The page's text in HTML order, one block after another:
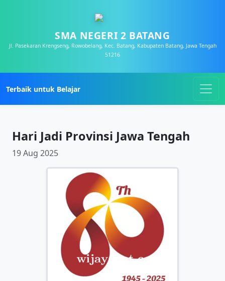
SMA NEGERI 2 BATANG
Jl. Pasekaran Krengseng, Rowobelang, Kec. Batang, Kabupaten Batang, Jawa Tengah
51216
Terbaik untuk Belajar
Hari Jadi Provinsi Jawa Tengah
19 Aug 2025